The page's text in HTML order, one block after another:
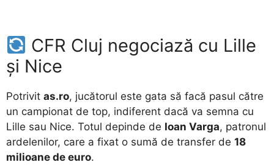
CFR Cluj negociază cu Lille
și Nice
Potrivit as.ro, jucătorul este gata să facă pasul către
un campionat de top, indiferent dacă va semna cu
Lille sau Nice. Totul depinde de Ioan Varga, patronul
ardelenilor, care a fixat o sumă de transfer de 18
milioane de euro.